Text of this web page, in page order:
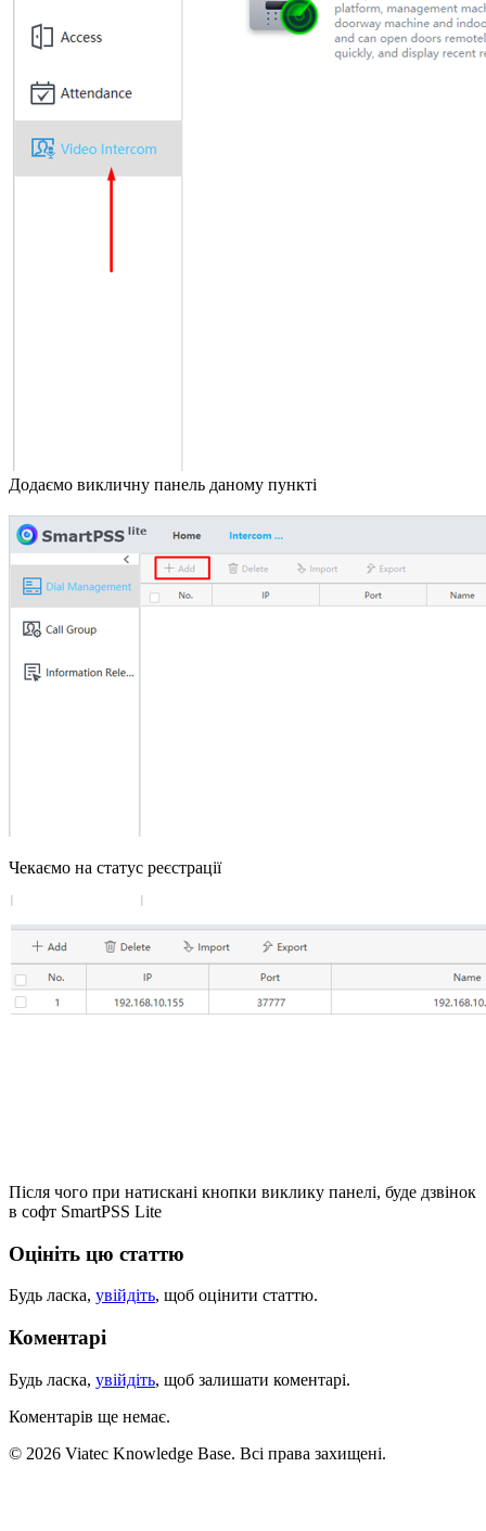
Додаємо викличну панель даному пункті
Чекаємо на статус реєстрації
Після чого при натискані кнопки виклику панелі, буде дзвінок
в софт SmartPSS Lite
Оцініть цю статтю
Будь ласка, увійдіть, щоб оцінити статтю.
Коментарі
Будь ласка, увійдіть, щоб залишати коментарі.
Коментарів ще немає.
© 2026 Viatec Knowledge Base. Всі права захищені.